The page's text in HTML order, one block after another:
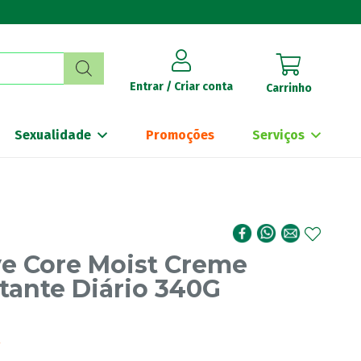
Entrar / Criar conta Carrinho
Sexualidade Promoções Serviços
Core Moist Creme
Diário 340G